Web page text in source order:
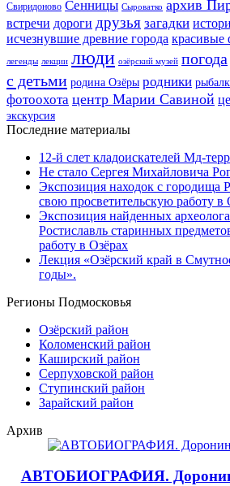
Свиридоново Сенницы Сыроватко архив
встречи дороги друзья загадки
исчезнувшие древние города красивые
легенды лекции люди озёрский музей погода
с детьми родина Озёры родники
фотоохота центр Марии Савиной
экскурсия
Последние материалы
12-й слет кладоискателей Мд-
Не стало Сергея Михайловича
Экспозиция находок с городища
свою просветительскую работу в
Экспозиция найденных
Ростиславль старинных
работу в Озёрах
Лекция «Озёрский край в
годы».
Регионы Подмосковья
Озёрский район
Коломенский район
Каширский район
Серпуховской район
Ступинский район
Зарайский район
Архив
АВТОБИОГРАФИЯ.